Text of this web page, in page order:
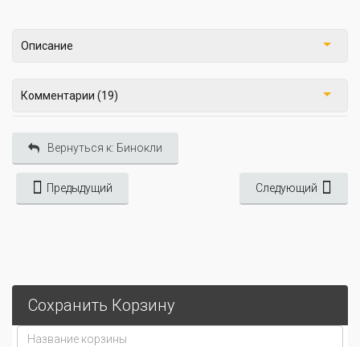
Описание
Комментарии (19)
Вернуться к: Бинокли
Предыдущий Следующий
Сохранить Корзину